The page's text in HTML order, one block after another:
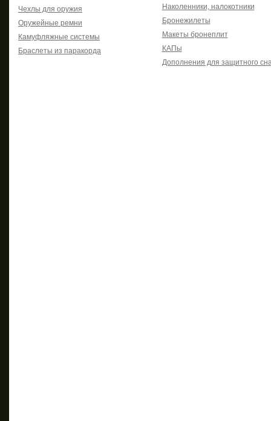
Чехлы для оружия
Оружейные ремни
Камуфляжные системы
Браслеты из паракорда
Наколенники, налокотники
Бронежилеты
Макеты бронеплит
КАПы
Дополнения для защитного